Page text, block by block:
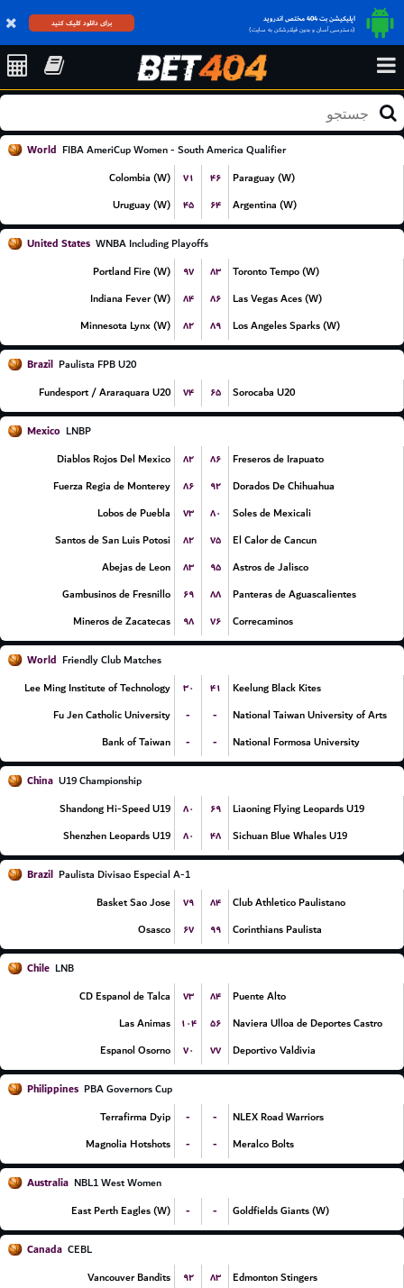
اپلیکیشن بت 404 مختص اندروید
(دسترسی آسان و بدون فیلترشکن به سایت)
برای دانلود کلیک کنید
World FIBA AmeriCup Women - South America Qualifier
Colombia (W)
۷۱ ۴۶
Paraguay (W)
Uruguay (W)
۴۵ ۶۴ Argentina (W)
United States WNBA Including Playoffs
Portland Fire (W)
۹۷ ۸۳
Toronto Tempo (W)
Indiana Fever (W)
۸۴ ۸۶
Las Vegas Aces (W)
Minnesota Lynx (W)
۸۲ ۸۹ Los Angeles Sparks (W)
Brazil Paulista FPB U20
Fundesport / Araraquara U20
۷۴ ۶۵ Sorocaba U20
Mexico LNBP
Diablos Rojos Del Mexico
۸۲ ۸۶
Freseros de Irapuato
Fuerza Regia de Monterey
۸۶ ۹۲
Dorados De Chihuahua
Lobos de Puebla
۷۳ ۸۰
Soles de Mexicali
Santos de San Luis Potosi
۸۲ ۷۵
El Calor de Cancun
Abejas de Leon
۸۳ ۹۵
Astros de Jalisco
Gambusinos de Fresnillo
۶۹ ۸۸
Panteras de Aguascalientes
Mineros de Zacatecas
۹۸ ۷۶ Correcaminos
World Friendly Club Matches
Lee Ming Institute of Technology
۳۰ ۴۱
Keelung Black Kites
Fu Jen Catholic University
- -
National Taiwan University of Arts
Bank of Taiwan
- - National Formosa University
China U19 Championship
Shandong Hi-Speed U19
۸۰ ۶۹
Liaoning Flying Leopards U19
Shenzhen Leopards U19
۸۰ ۴۸ Sichuan Blue Whales U19
Brazil Paulista Divisao Especial A-1
Basket Sao Jose
۷۹ ۸۴
Club Athletico Paulistano
Osasco
۶۷ ۹۹ Corinthians Paulista
Chile LNB
CD Espanol de Talca
۷۳ ۸۴
Puente Alto
Las Animas
۱۰۴ ۵۶
Naviera Ulloa de Deportes Castro
Espanol Osorno
۷۰ ۷۷ Deportivo Valdivia
Philippines PBA Governors Cup
Terrafirma Dyip
- -
NLEX Road Warriors
Magnolia Hotshots
- - Meralco Bolts
Australia NBL1 West Women
East Perth Eagles (W)
- - Goldfields Giants (W)
Canada CEBL
Vancouver Bandits
۹۲ ۸۳
Edmonton Stingers